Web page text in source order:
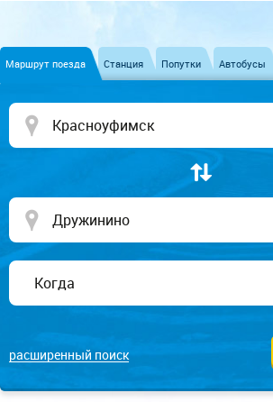
Маршрут поезда Станция Попутки Автобусы
расширенный поиск